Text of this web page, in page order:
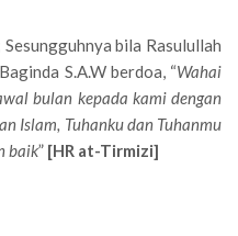
bila Rasulullah
S.A.W berdoa, “Wahai
bulan kepada kami dengan
Islam, Tuhanku dan Tuhanmu
baik” [HR at-Tirmizi]